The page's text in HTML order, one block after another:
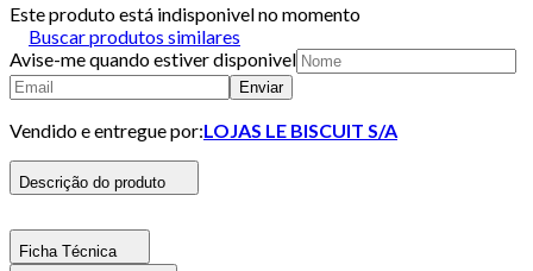
Este produto está indisponivel no momento
Buscar produtos similares
Avise-me quando estiver disponivel
Enviar
Vendido e entregue por:LOJAS LE BISCUIT S/A
Descrição do produto
Ficha Técnica